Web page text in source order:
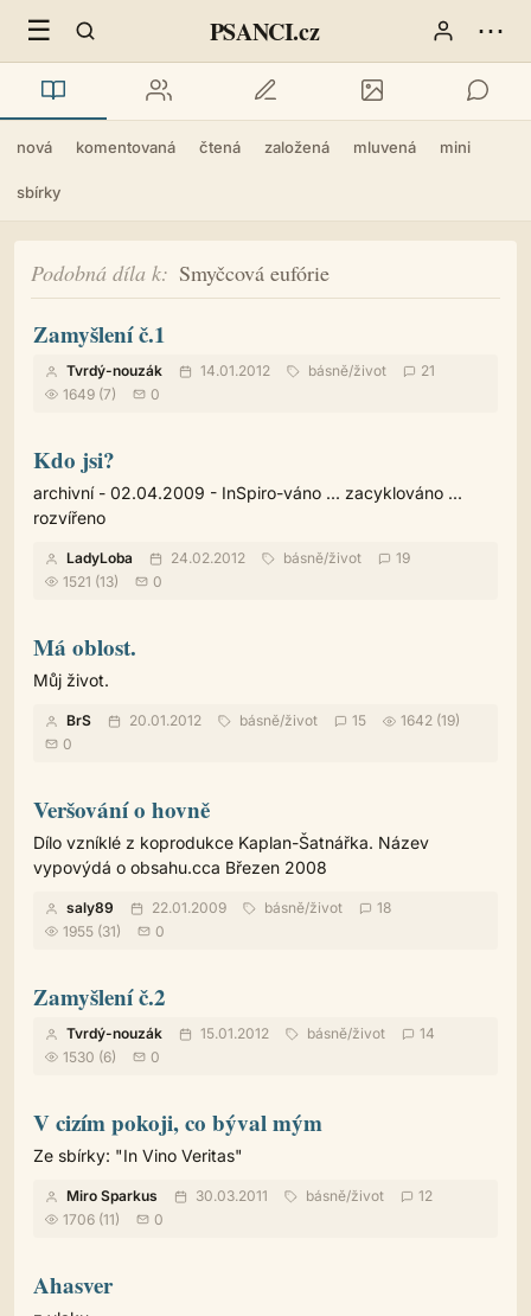
☰ PSANCI.cz ⋯
nová komentovaná čtená založená mluvená mini
sbírky
Podobná díla k Smyčcová eufórie
Zamyšlení č.1
Tvrdý-nouzák 14.01.2012 básně/život
21
1649 (7)
0
Kdo jsi?
archivní - 02.04.2009 - InSpiro-váno ... zacyklováno ...
rozvířeno
LadyLoba 24.02.2012 básně/život
19
1521 (13)
0
Má oblost.
Můj život.
BrS 20.01.2012 básně/život 15
1642 (19)
0
Veršování o hovně
Dílo vzníklé z koprodukce Kaplan-Šatnářka. Název
vypovýdá o obsahu.cca Březen 2008
saly89 22.01.2009 básně/život
18
1955 (31)
0
Zamyšlení č.2
Tvrdý-nouzák 15.01.2012 básně/život
14
1530 (6)
0
V cizím pokoji, co býval mým
Ze sbírky: "In Vino Veritas"
Miro Sparkus 30.03.2011 básně/život
12
1706 (11)
0
Ahasver